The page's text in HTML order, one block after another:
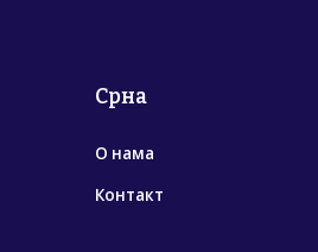
Срна
О нама
Контакт